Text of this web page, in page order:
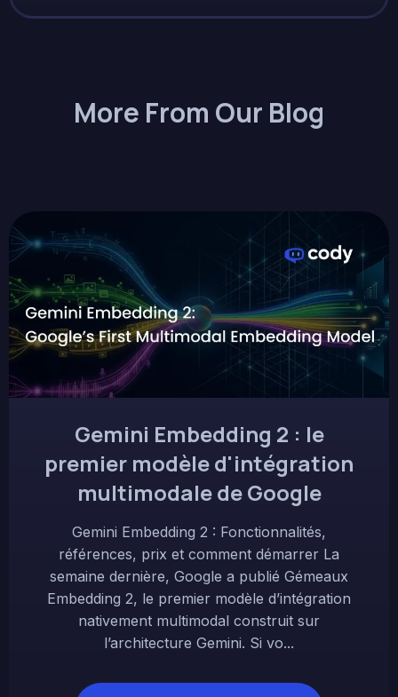
More From Our Blog
Gemini Embedding 2 : le
premier modèle d'intégration
multimodale de Google
Gemini Embedding 2 : Fonctionnalités,
références, prix et comment démarrer La
semaine dernière, Google a publié Gémeaux
Embedding 2, le premier modèle d’intégration
nativement multimodal construit sur
l’architecture Gemini. Si vo...